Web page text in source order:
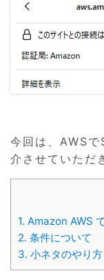
今回は、AWS
介させていただ
1. Amazon AWS
2. 条件について
3. 小ネタのやり方